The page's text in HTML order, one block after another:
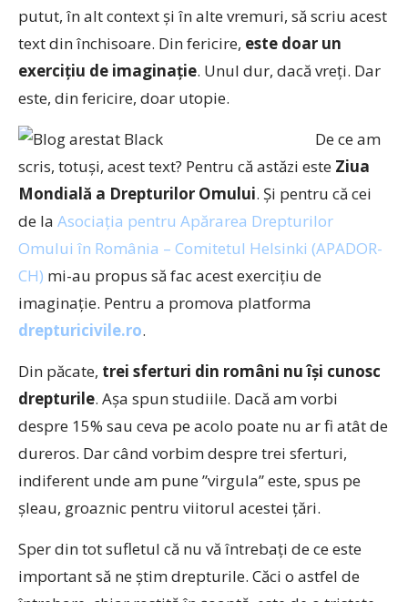
putut, în alt context și în alte vremuri, să scriu acest
text din închisoare. Din fericire, este doar un
exercițiu de imaginație. Unul dur, dacă vreți. Dar
este, din fericire, doar utopie.
De ce am
scris, totuși, acest text? Pentru că astăzi este Ziua
Mondială a Drepturilor Omului. Și pentru că cei
de la Asociația pentru Apărarea Drepturilor
Omului în România – Comitetul Helsinki (APADOR-
CH) mi-au propus să fac acest exercițiu de
imaginație. Pentru a promova platforma
drepturicivile.ro.
Din păcate, trei sferturi din români nu își cunosc
drepturile. Așa spun studiile. Dacă am vorbi
despre 15% sau ceva pe acolo poate nu ar fi atât de
dureros. Dar când vorbim despre trei sferturi,
indiferent unde am pune ”virgula” este, spus pe
șleau, groaznic pentru viitorul acestei țări.
Sper din tot sufletul că nu vă întrebați de ce este
important să ne știm drepturile. Căci o astfel de